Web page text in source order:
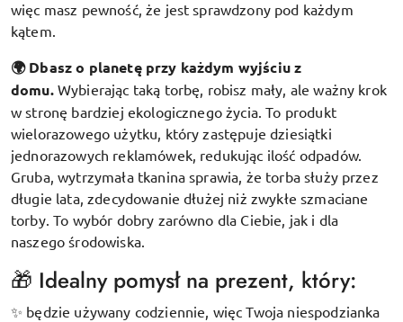
więc masz pewność, że jest sprawdzony pod każdym
kątem.
🌍 Dbasz o planetę przy każdym wyjściu z
domu. Wybierając taką torbę, robisz mały, ale ważny krok
w stronę bardziej ekologicznego życia. To produkt
wielorazowego użytku, który zastępuje dziesiątki
jednorazowych reklamówek, redukując ilość odpadów.
Gruba, wytrzymała tkanina sprawia, że torba służy przez
długie lata, zdecydowanie dłużej niż zwykłe szmaciane
torby. To wybór dobry zarówno dla Ciebie, jak i dla
naszego środowiska.
🎁 Idealny pomysł na prezent, który:
✨ będzie używany codziennie, więc Twoja niespodzianka